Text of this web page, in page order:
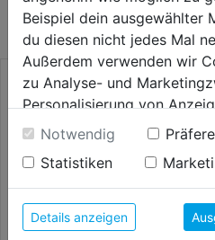
KATEGORIE
Beispiel dein ausgewählter
du diesen nicht jedes Mal
Außerdem verwenden wir
zu Analyse- und
Personalisierung von
Einwilligung werden die
unter anderem auch in den
Durch Klick auf "Alle
der Verwendung aller
anzeigen" findest du alle
unterschiedlichen Cookies,
Notwendig
Statistiken
Details anzeigen